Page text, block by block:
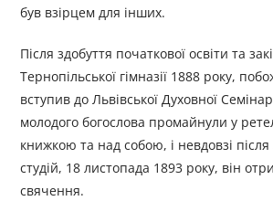
був взірцем для інших.
Після здобуття початкової освіти та
Тернопільської гімназії 1888 року,
вступив до Львівської Духовної
молодого богослова промайнули у
книжкою та над собою, і невдовзі після
студій, 18 листопада 1893 року, він
свячення.